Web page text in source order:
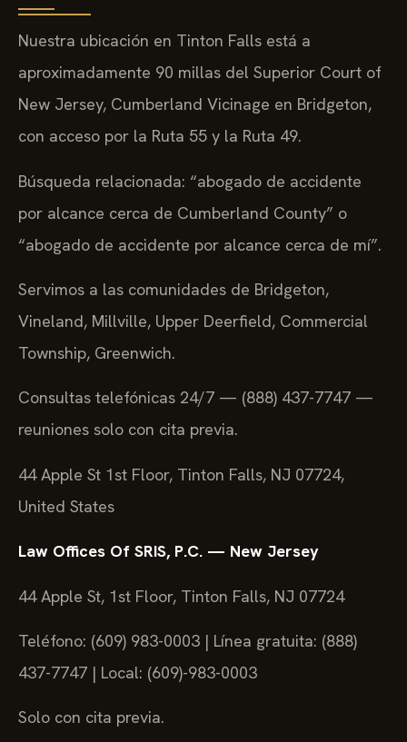
Nuestra ubicación en Tinton Falls está a
aproximadamente 90 millas del Superior Court of
New Jersey, Cumberland Vicinage en Bridgeton,
con acceso por la Ruta 55 y la Ruta 49.
Búsqueda relacionada: “abogado de accidente
por alcance cerca de Cumberland County” o
“abogado de accidente por alcance cerca de mí”.
Servimos a las comunidades de Bridgeton,
Vineland, Millville, Upper Deerfield, Commercial
Township, Greenwich.
Consultas telefónicas 24/7 — (888) 437-7747 —
reuniones solo con cita previa.
44 Apple St 1st Floor, Tinton Falls, NJ 07724,
United States
Law Offices Of SRIS, P.C. — New Jersey
44 Apple St, 1st Floor, Tinton Falls, NJ 07724
Teléfono: (609) 983-0003 | Línea gratuita: (888)
437-7747 | Local: (609)-983-0003
Solo con cita previa.